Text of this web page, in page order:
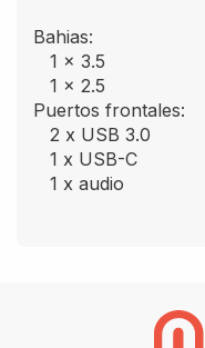
Bahias:
1 x 3.5
1 x 2.5
Puertos frontales:
2 x USB 3.0
1 x USB-C
1 x audio